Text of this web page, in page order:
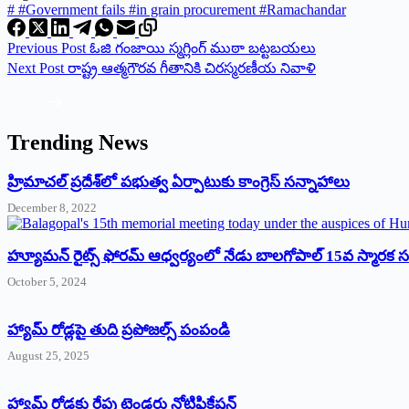
# #Government fails #in grain procurement #Ramachandar
Previous Post ఓజి గంజాయి స్మగ్లింగ్‌ ‌ముఠా బట్టబయలు
Next Post రాష్ట్ర ఆత్మగౌరవ గీతానికి చిరస్మరణీయ నివాళి
Trending News
‌హ్రిమాచల్‌ ‌ప్రదేశ్‌లో పభుత్వ ఏర్పాటుకు కాంగ్రెస్‌ ‌సన్నాహాలు
December 8, 2022
హ్యూమన్‌ రైట్స్‌ ఫోరమ్‌ ఆధ్వర్యంలో నేడు బాలగోపాల్‌ 15వ స్మారక
October 5, 2024
హ్యామ్‌ రోడ్లపై తుది ప్రపోజల్స్‌ పంపండి
August 25, 2025
హ్యామ్‌ రోడ్లకు రేపు టెండరు నోటిఫికేషన్‌